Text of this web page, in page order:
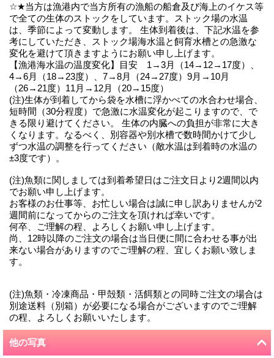
☆★当方は漁港内で当方所有の漁船の船倉及び海上のイケス等
で全ての生体のストックをしています。ストック場の水温
は、季節によって変動します。 生体到着後は、下記水温を参
考にしていただき、ストック場海水温と飼育水槽との急激な
変化を避けて頂きますようにお願い申し上げます。
【漁港海水温の温度変化】目安 1→3月（14→12→17度）、
4→6月（18→23度）、7→8月（24→27度）9月→10月
（26→21度）11月→12月（20→15度）
(注)生体が到着してから袋を水槽に浮かべての水合わせ場合、
短時間（30分程度）で急激に水温変化が起こりますので、で
きる限り避けてください。 生体の内臓への負担が非常に大き
くなります。なるべく、別容器や別水槽で数時間かけて少し
ずつ水温の調整を行ってください（敵水温は到着時の水温の
±3度です）。
(注)魚類に関しましては到着希望日はご注文日より2週間以内
でお願い申し上げます。
お客様のお仕事等、お忙しい場合は誠に申し訳ありませんが2
週間前になってからのご注文を頂ければ幸いです。
何卒、ご理解の程、よろしくお願い申し上げます。
尚、12時以降のご注文の場合は当日便に間に合わせる事が出
来ない場合がありますのでご理解の程、宜しくお願い致しま
す。
(注)魚類・冷凍商品・甲殻類・活餌類との同時ご注文の場合は
別途送料（別箱）が必要になる場合がございますのでご理解
の程、よろしくお願いいたします。
他の写真